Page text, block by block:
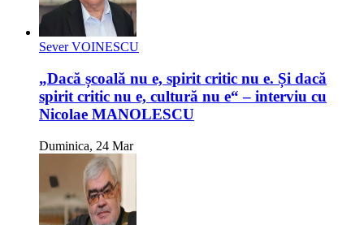
Sever VOINESCU
„Dacă școală nu e, spirit critic nu e. Și dacă
spirit critic nu e, cultură nu e“ – interviu cu
Nicolae MANOLESCU
Duminica, 24 Mar